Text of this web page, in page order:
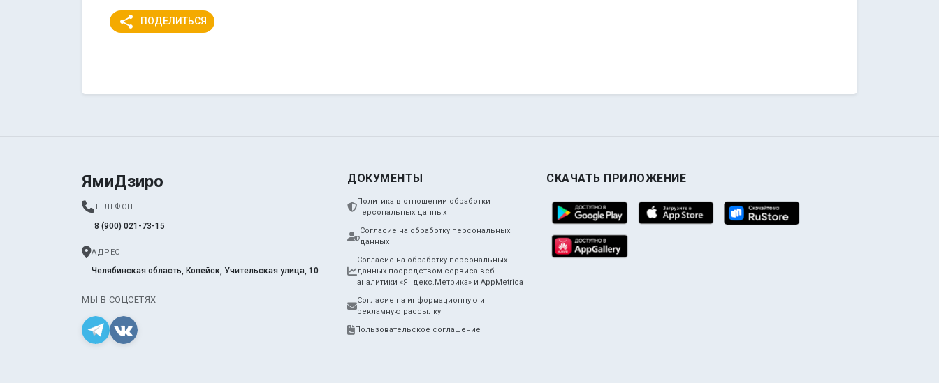
share ПОДЕЛИТЬСЯ
ЯмиДзиро
ТЕЛЕФОН
8 (900) 021-73-15
АДРЕС
Челябинская область, Копейск, Учительская улица, 10
МЫ В СОЦСЕТЯХ
ДОКУМЕНТЫ
Политика в отношении обработки
персональных данных
Согласие на обработку персональных
данных
Согласие на обработку персональных
данных посредством сервиса веб-
аналитики «Яндекс.Метрика» и AppMetrica
Согласие на информационную и
рекламную рассылку
Пользовательское соглашение
СКАЧАТЬ ПРИЛОЖЕНИЕ